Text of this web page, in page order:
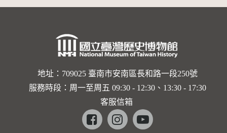
地址：709025 臺南市安南區長和路一段250號
服務時段：周一至周五 09:30 - 12:30、13:30 - 17:30
客服信箱
Facebookinstagramyoutube